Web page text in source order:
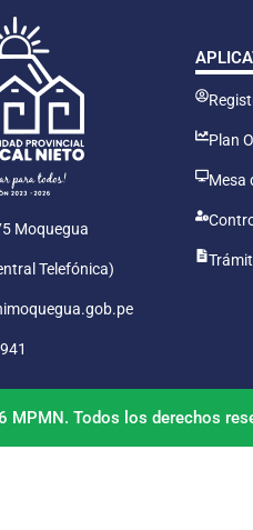
Moquegua
Telefónica)
Plan
Mesa
MPMN. Todos los derechos